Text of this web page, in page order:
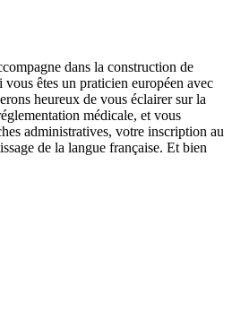
dans la construction de
êtes un praticien européen avec
heureux de vous éclairer sur la
médicale, et vous
administratives, votre inscription au
de la langue française. Et bien